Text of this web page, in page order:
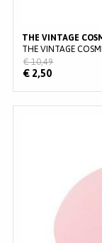
THE VINTAGE
THE VINTAGE
€ 2,50
€ 10,49